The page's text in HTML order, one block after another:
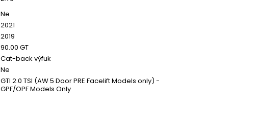
Ne
2021
2019
90.00 GT
Cat-back výfuk
Ne
GTI 2.0 TSI (AW 5 Door PRE Facelift Models only) -
GPF/OPF Models Only